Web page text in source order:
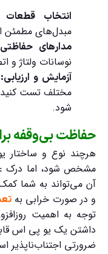
انتخاب
مبدل‌های مطمئن
مدارهای
نوسانات ولتاژ و
آزمایش و ارزیابی:
مختلف تست کنید
شود.
حفاظت بی‌وقفه
هرچند نوع و ساختار
مشخص شود، اما درک
آن می‌تواند به شما کمک
و در صورت خرابی به
توجه به اهمیت
داشتن یک یو پی اس
ضرورتی اجتناب‌ناپذیر